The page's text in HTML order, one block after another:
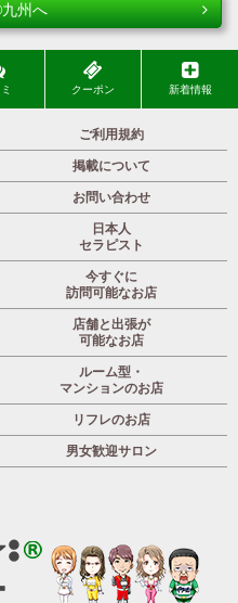
州へ
クーポン 新着情報
ご利用規約
掲載について
お問い合わせ
日本人
セラピスト
今すぐに
訪問可能なお店
店舗と出張が
可能なお店
ルーム型・
マンションのお店
リフレのお店
男女歓迎サロン